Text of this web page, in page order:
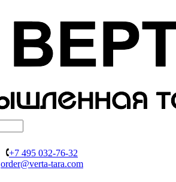
+7 495 032-76-32
order@verta-tara.com